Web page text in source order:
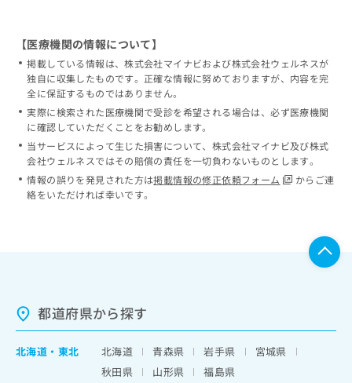
【医療機関の情報について】
掲載している情報は、株式会社マイナビおよび株式会社ウェルネスが
独自に収集したものです。正確な情報に努めておりますが、内容を完
全に保証するものではありません。
実際に検索された医療機関で受診を希望される場合は、必ず医療機関
に確認していただくことをお勧めします。
当サービスによって生じた損害について、株式会社マイナビ及び株式
会社ウェルネスではその賠償の責任を一切負わないものとします。
情報の誤りを発見された方は掲載情報の修正依頼フォーム
からご連
絡をいただければ幸いです。
都道府県から探す
北海道 ・ 東北 北海道 青森県 岩手県
宮城県
秋田県
山形県
福島県